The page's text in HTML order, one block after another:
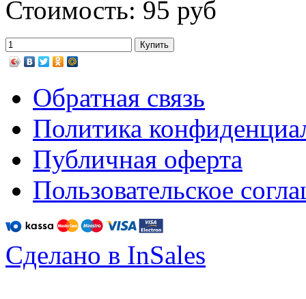
Стоимость: 95 руб
Обратная связь
Политика
Публичная оферта
Пользовательское
Сделано в InSales